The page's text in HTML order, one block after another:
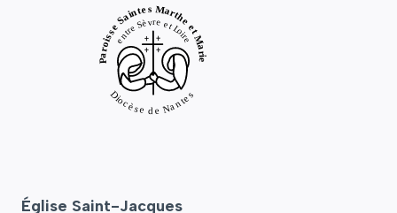
Église Saint-Jacques